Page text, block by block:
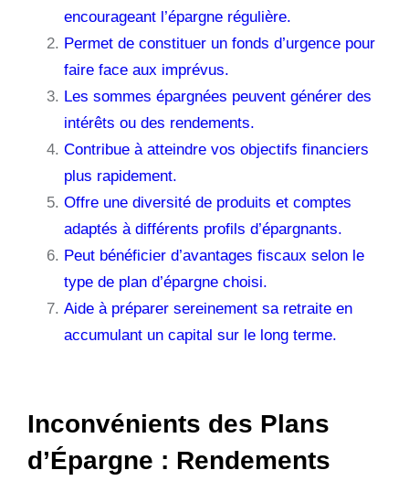
encourageant l’épargne régulière.
Permet de constituer un fonds d’urgence pour
faire face aux imprévus.
Les sommes épargnées peuvent générer des
intérêts ou des rendements.
Contribue à atteindre vos objectifs financiers
plus rapidement.
Offre une diversité de produits et comptes
adaptés à différents profils d’épargnants.
Peut bénéficier d’avantages fiscaux selon le
type de plan d’épargne choisi.
Aide à préparer sereinement sa retraite en
accumulant un capital sur le long terme.
Inconvénients des Plans
d’Épargne : Rendements